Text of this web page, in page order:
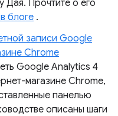
Прочтите о его
блоге .
записи Google
Chrome
Google Analytics 4
магазине Chrome,
панелью
описаны шаги